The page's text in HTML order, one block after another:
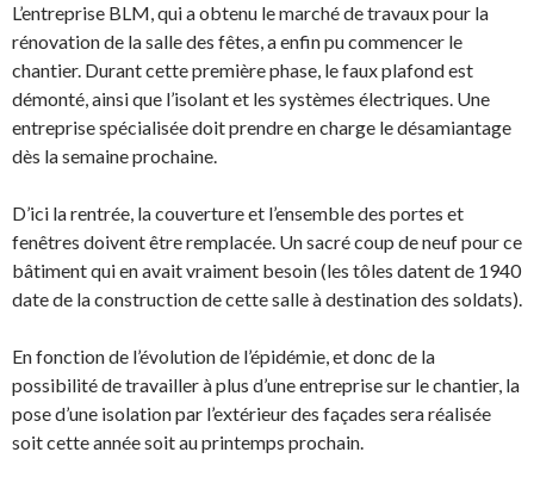
L’entreprise BLM, qui a obtenu le marché de travaux pour la
rénovation de la salle des fêtes, a enfin pu commencer le
chantier. Durant cette première phase, le faux plafond est
démonté, ainsi que l’isolant et les systèmes électriques. Une
entreprise spécialisée doit prendre en charge le désamiantage
dès la semaine prochaine.
D’ici la rentrée, la couverture et l’ensemble des portes et
fenêtres doivent être remplacée. Un sacré coup de neuf pour ce
bâtiment qui en avait vraiment besoin (les tôles datent de 1940
date de la construction de cette salle à destination des soldats).
En fonction de l’évolution de l’épidémie, et donc de la
possibilité de travailler à plus d’une entreprise sur le chantier, la
pose d’une isolation par l’extérieur des façades sera réalisée
soit cette année soit au printemps prochain.